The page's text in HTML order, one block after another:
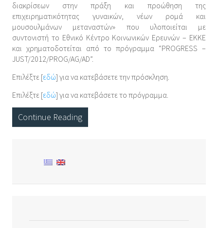
διακρίσεων στην πράξη και προώθηση της
επιχειρηματικότητας γυναικών, νέων ρομά και
μουσουλμάνων μεταναστών» που υλοποιείται με
συντονιστή το Εθνικό Κέντρο Κοινωνικών Ερευνών – ΕΚΚΕ
και χρηματοδοτείται από το πρόγραμμα “PROGRESS –
JUST/2012/PROG/AG/AD”.
Επιλέξτε [εδώ] για να κατεβάσετε την πρόσκληση.
Επιλέξτε [εδώ] για να κατεβάσετε το πρόγραμμα.
Continue Reading